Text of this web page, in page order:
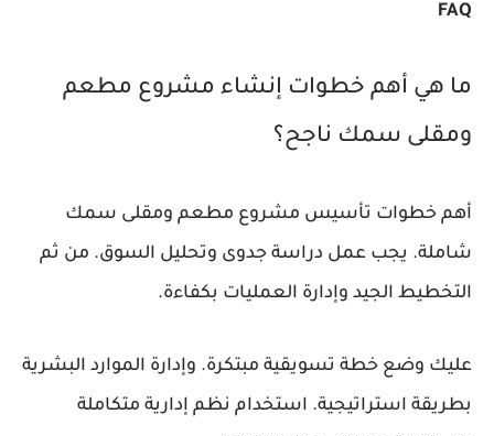
FAQ
ما هي أهم خطوات إنشاء مشروع مطعم
ومقلى سمك ناجح؟
أهم خطوات تأسيس مشروع مطعم ومقلى سمك
شاملة. يجب عمل دراسة جدوى وتحليل السوق. من ثم
التخطيط الجيد وإدارة العمليات بكفاءة.
عليك وضع خطة تسويقية مبتكرة. وإدارة الموارد البشرية
بطريقة استراتيجية. استخدام نظم إدارية متكاملة